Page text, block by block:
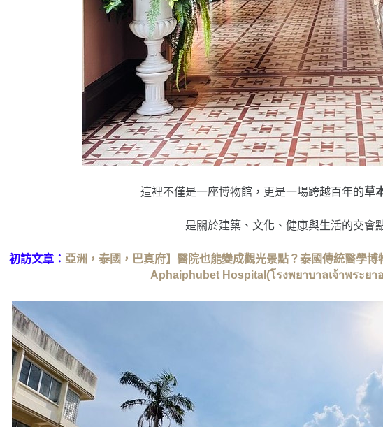
這裡不僅是一座博物館，更是一場跨越百年的草
是關於建築、文化、健康與生活的交會
初訪文章： 亞洲，泰國，巴真府】醫院也能變成觀光景點？泰國傳統醫學
Aphaiphubet Hospital(โรงพยาบาลเจ้าพระยา